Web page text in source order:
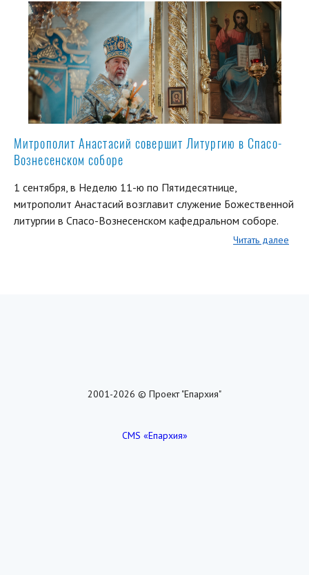
Митрополит Анастасий совершит Литургию в Спасо-
Вознесенском соборе
1 сентября, в Неделю 11-ю по Пятидесятнице,
митрополит Анастасий возглавит служение Божественной
литургии в Спасо-Вознесенском кафедральном соборе.
Читать далее
2001-2026 © Проект "Епархия"
CMS «Епархия»